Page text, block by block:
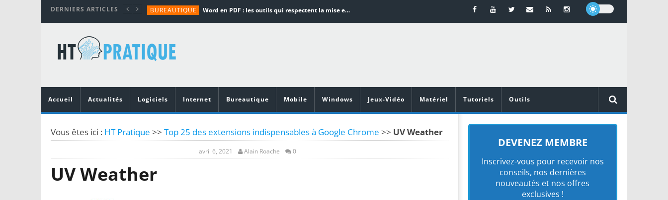
DERNIERS ARTICLES BUREAUTIQUE Word en PDF : les outils qui respectent la mise en page
TUTORIALS
MATÉRIEL
Vidéoprojecteurs Asus : Top 6 des meilleurs modèles de la marque
Accueil
Actualités Logiciels Internet Bureautique Mobile Windows Jeux-Vidéo Matériel Tutoriels Outils
Vous êtes ici : HT Pratique >> Top 25 des extensions indispensables à Google Chrome >> UV Weather
avril 6, 2021 Alain Roache 0
UV Weather
DEVENEZ MEMBRE
Inscrivez-vous pour recevoir nos
conseils, nos dernières
nouveautés et nos offres
exclusives !